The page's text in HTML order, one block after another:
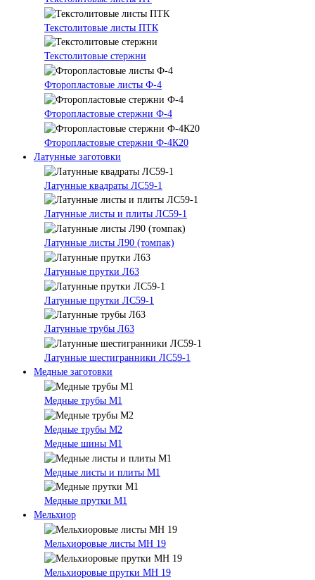
Текстолитовые листы ПТК
Текстолитовые стержни
Фторопластовые листы Ф-4
Фторопластовые стержни Ф-4
Фторопластовые стержни Ф-4К20
Латунные заготовки
Латунные квадраты ЛС59-1
Латунные листы и плиты ЛС59-1
Латунные листы Л90 (томпак)
Латунные прутки Л63
Латунные прутки ЛС59-1
Латунные трубы Л63
Латунные шестигранники ЛС59-1
Медные заготовки
Медные трубы М1
Медные трубы М2
Медные шины М1
Медные листы и плиты М1
Медные прутки М1
Мельхиор
Мельхиоровые листы МН 19
Мельхиоровые прутки МН 19